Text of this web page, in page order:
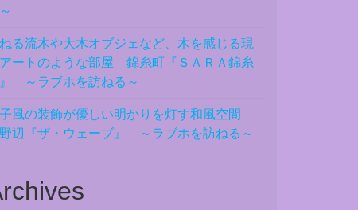
る流木や大木オブジェなど、木を感じる現
ートのような部屋 錦糸町『ＳＡＲＡ錦糸
～ラブホを訪ねる～
風の装飾が優しい明かりを灯す和風空間
辺『ザ・ウェーブ』 ～ラブホを訪ねる～